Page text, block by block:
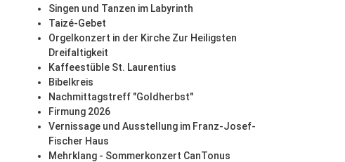
Singen und Tanzen im Labyrinth
Taizé-Gebet
Orgelkonzert in der Kirche Zur Heiligsten
Dreifaltigkeit
Kaffeestüble St. Laurentius
Bibelkreis
Nachmittagstreff "Goldherbst"
Firmung 2026
Vernissage und Ausstellung im Franz-Josef-
Fischer Haus
Mehrklang - Sommerkonzert CanTonus